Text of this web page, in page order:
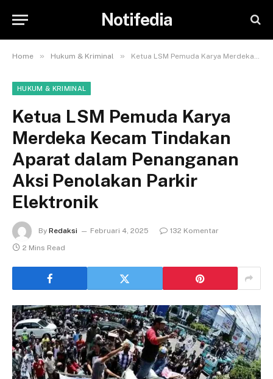
Notifedia
Home » Hukum & Kriminal » Ketua LSM Pemuda Karya Merdeka Kecam Tindakan Aparat dalam Penanganan Aksi Penolakan Parkir Elektronik
HUKUM & KRIMINAL
Ketua LSM Pemuda Karya
Merdeka Kecam Tindakan
Aparat dalam Penanganan
Aksi Penolakan Parkir
Elektronik
By Redaksi Februari 4, 2025
132 Komentar
2 Mins Read